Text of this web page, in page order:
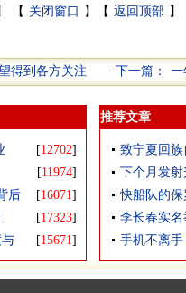
【 关闭窗口 】【 返回顶部
得到各方关注 ·下一篇： 一
[12702]
[11974]
后
[16071]
[17323]
[15671]
推荐文章
致宁夏回
下个月发
快船队的保
李长春实名
手机不离手